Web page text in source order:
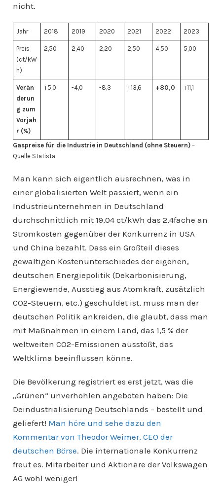
nicht.
Jahr 2018 2019 2020 2021 2022 2023
Preis
(ct/kW
h)
2,50 2,40 2,20 2,50 4,50 5,00
Verän
derun
g zum
Vorjah
r (%)
+5,0 -4,0 -8,3 +13,6 +80,0 +11,1
Gaspreise für die Industrie in Deutschland (ohne Steuern)–
Quelle Statista
Man kann sich eigentlich ausrechnen, was in
einer globalisierten Welt passiert, wenn ein
Industrieunternehmen in Deutschland
durchschnittlich mit 19,04 ct/kWh das 2,4fache an
Stromkosten gegenüber der Konkurrenz in USA
und China bezahlt. Dass ein Großteil dieses
gewaltigen Kostenunterschiedes der eigenen,
deutschen Energiepolitik (Dekarbonisierung,
Energiewende, Ausstieg aus Atomkraft, zusätzlich
CO2-Steuern, etc.) geschuldet ist, muss man der
deutschen Politik ankreiden, die glaubt, dass man
mit Maßnahmen in einem Land, das 1,5 % der
weltweiten CO2-Emissionen ausstößt, das
Weltklima beeinflussen könne.
Die Bevölkerung registriert es erst jetzt, was die
„Grünen“ unverhohlen angeboten haben: Die
Deindustrialisierung Deutschlands – bestellt und
geliefert! Man höre und sehe dazu den
Kommentar von Theodor Weimer, CEO der
deutschen Börse. Die internationale Konkurrenz
freut es. Mitarbeiter und Aktionäre der Volkswagen
AG wohl weniger!